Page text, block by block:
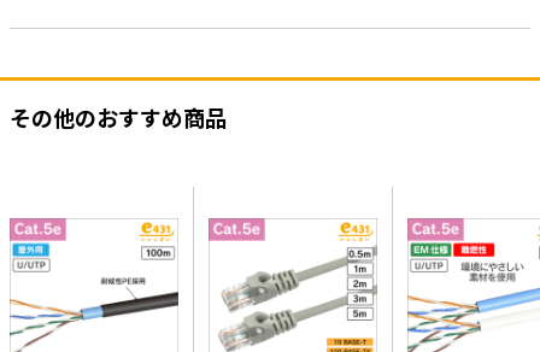
その他のおすすめ商品